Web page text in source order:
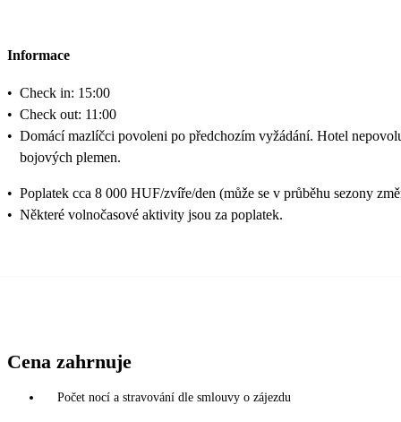
Informace
• Check in: 15:00
• Check out: 11:00
• Domácí mazlíčci povoleni po předchozím vyžádání. Hotel
bojových plemen.
• Poplatek cca 8 000 HUF/zvíře/den (může se v průběhu sezony
• Některé volnočasové aktivity jsou za poplatek.
Cena zahrnuje
Počet nocí a stravování dle smlouvy o zájezdu